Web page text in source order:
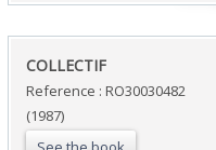
‎COLLECTIF‎
Reference : RO30030482
(1987)